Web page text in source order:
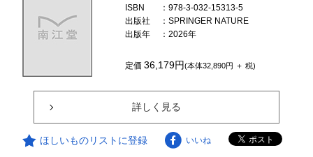
ISBN
：978-3-032-15313-5
出版社
：SPRINGER NATURE
出版年
：2026年
定価36,179円(本体32,890円 ＋ 税)
詳しく見る
ほしいものリストに登録 いいね